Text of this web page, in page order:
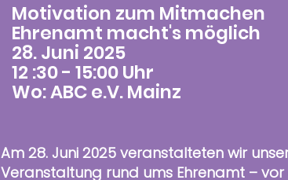
Motivation zum Mitmachen
Ehrenamt macht's möglich
28. Juni 2025
12 :30 - 15:00 Uhr
Wo: ABC e.V. Mainz
Am 28. Juni 2025 veranstalteten wir
Veranstaltung rund ums Ehrenamt –